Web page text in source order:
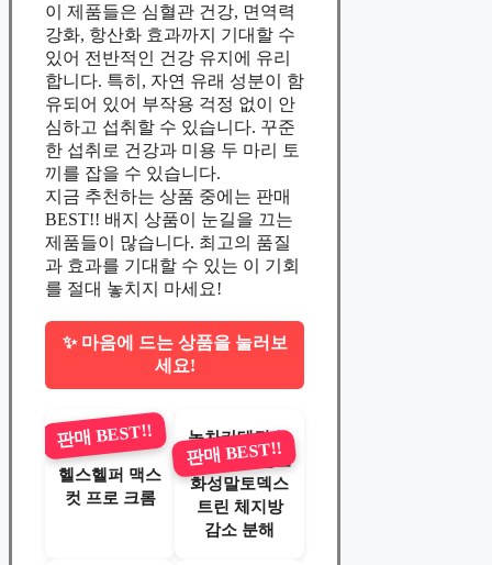
이 제품들은 심혈관 건강, 면역력
강화, 항산화 효과까지 기대할 수
있어 전반적인 건강 유지에 유리
합니다. 특히, 자연 유래 성분이 함
유되어 있어 부작용 걱정 없이 안
심하고 섭취할 수 있습니다. 꾸준
한 섭취로 건강과 미용 두 마리 토
끼를 잡을 수 있습니다.
지금 추천하는 상품 중에는 판매
BEST!! 배지 상품이 눈길을 끄는
제품들이 많습니다. 최고의 품질
과 효과를 기대할 수 있는 이 기회
를 절대 놓치지 마세요!
✨ 마음에 드는 상품을 눌러보
세요!
판매 BEST!!
헬스헬퍼 맥스
컷 프로 크롬
녹차카테킨 녹
차추출물 난소
화성말토덱스
트린 체지방
감소 분해
판매 BEST!!